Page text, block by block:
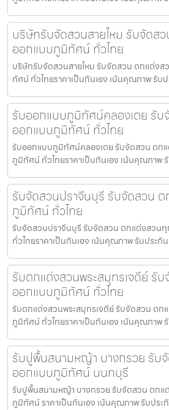
บริษัทรับจัดสวนสายไหม รับจัดส
ออกแบบภูมิทัศน์ ทั่วไทย
บริษัทรับจัดสวนสายไหม รับจัดสวน ตกแต่ง
ทัศน์ ทั่วไทยราคาเป็นกันเอง เน้นคุณภาพ รับ
รับออกแบบภูมิทัศน์คลองเตย รับ
ออกแบบภูมิทัศน์ ทั่วไทย
รับออกแบบภูมิทัศน์คลองเตย รับจัดสวน ตก
ภูมิทัศน์ ทั่วไทยราคาเป็นกันเอง เน้นคุณภาพ
รับจัดสวนปราจีนบุรี รับจัดสวน
ภูมิทัศน์ ทั่วไทย
รับจัดสวนปราจีนบุรี รับจัดสวน ตกแต่งสวน
ทั่วไทยราคาเป็นกันเอง เน้นคุณภาพ รับประกั
รับตกแต่งสวนพระสมุทรเจดีย์ รั
ออกแบบภูมิทัศน์ ทั่วไทย
รับตกแต่งสวนพระสมุทรเจดีย์ รับจัดสวน ต
ภูมิทัศน์ ทั่วไทยราคาเป็นกันเอง เน้นคุณภาพ
รับปูพื้นสนามหญ้า บางกรวย รับ
ออกแบบภูมิทัศน์ นนทบุรี
รับปูพื้นสนามหญ้า บางกรวย รับจัดสวน ตก
ภูมิทัศน์ ราคาเป็นกันเอง เน้นคุณภาพ รับปร